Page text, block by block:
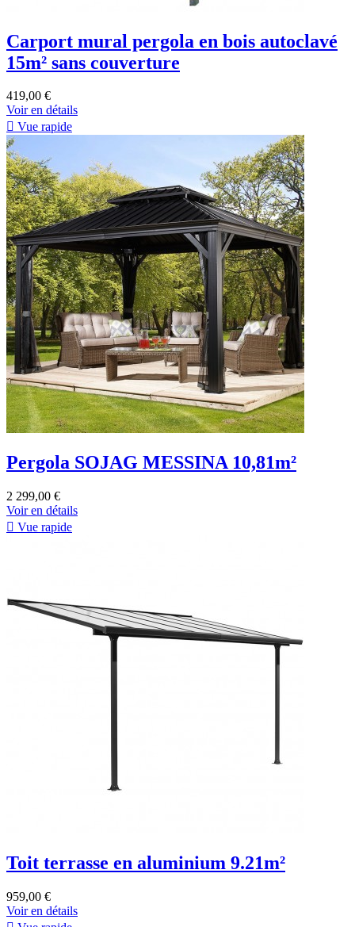
Carport mural pergola en bois autoclavé
15m² sans couverture
419,00 €
Voir en détails
 Vue rapide
Pergola SOJAG MESSINA 10,81m²
2 299,00 €
Voir en détails
 Vue rapide
Toit terrasse en aluminium 9.21m²
959,00 €
Voir en détails